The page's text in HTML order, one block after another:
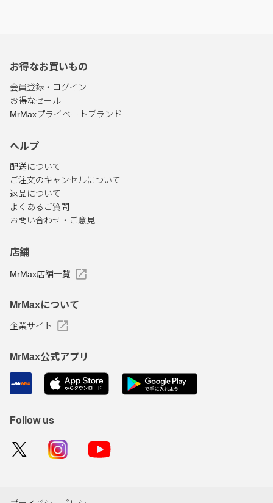
お得なお買いもの
会員登録・ログイン
お得なセール
MrMaxプライベートブランド
ヘルプ
配送について
ご注文のキャンセルについて
返品について
よくあるご質問
お問い合わせ・ご意見
店舗
MrMax店舗一覧
MrMaxについて
企業サイト
MrMax公式アプリ
Follow us